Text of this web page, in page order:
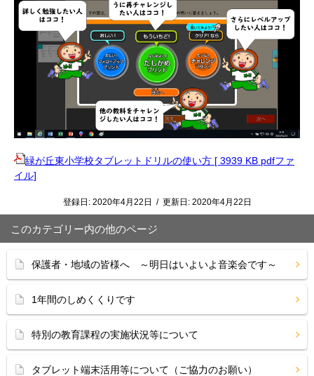
緑が丘東小学校タブレットドリルの使い方 [ 3939 KB pdfファ
イル]
登録日: 2020年4月22日 / 更新日: 2020年4月22日
このカテゴリー内の他のページ
保護者・地域の皆様へ ～明日はいよいよ音楽会です～
1年間のしめくくりです
特別の教育課程の実施状況等について
タブレット端末活用等について（ご協力のお願い）